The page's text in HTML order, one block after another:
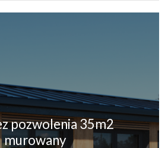
pozwolenia 35m2
murowany